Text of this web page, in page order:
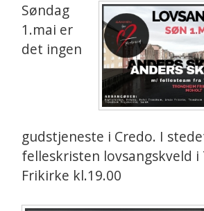
Søndag
1.mai er
det ingen
gudstjeneste i Credo. I
felleskristen lovsangskveld
Frikirke kl.19.00